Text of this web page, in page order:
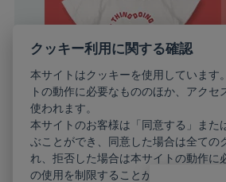
クッキー利用に関する確認
本サイトはクッキーを使用しています
トの動作に必要なもののほか、アクセ
使われます。
本サイトのお客様は「同意する」また
ぶことができ、同意した場合は全ての
れ、拒否した場合は本サイトの動作に
の使用を制限することができます。お